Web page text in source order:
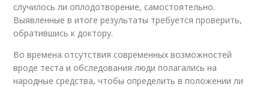
случилось ли оплодотворение, самостоятельно.
Выявленные в итоге результаты требуется проверить,
обратившись к доктору.
Во времена отсутствия современных возможностей
вроде теста и обследования люди полагались на
народные средства, чтобы определить в положении ли